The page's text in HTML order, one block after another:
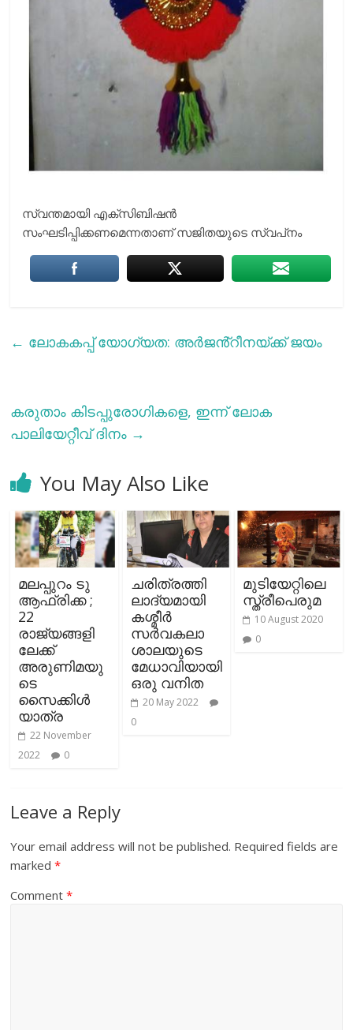
സ്വന്തമായി എക്‌സിബിഷന്‍
സംഘടിപ്പിക്കണമെന്നതാണ് സജിതയുടെ സ്വപ്‌നം
← ലോകകപ്പ് യോഗ്യത: അർജൻ്റീനയ്ക്ക് ജയം
കരുതാം കിടപ്പുരോഗികളെ, ഇന്ന് ലോക
പാലിയേറ്റീവ് ദിനം →
You May Also Like
മലപ്പുറം ടു
ആഫ്രിക്ക ;
22
രാജ്യങ്ങളി
ലേക്ക്
അരുണിമയു
ടെ
സൈക്കിള്‍
യാത്ര
22 November
2022
0
ചരിത്രത്തി
ലാദ്യമായി
കശ്മീര്‍
സര്‍വകലാ
ശാലയുടെ
മേധാവിയായി
ഒരു വനിത
20 May 2022
0
മുടിയേറ്റിലെ
സ്ത്രീപെരുമ
10 August 2020
0
Leave a Reply
Your email address will not be published. Required fields are
marked*
Comment*